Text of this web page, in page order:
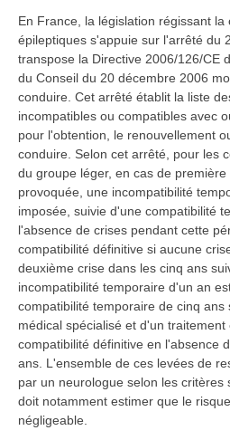
En France, la législation régissant
épileptiques s'appuie sur l'arrêté du
transpose la Directive 2006/126/CE
du Conseil du 20 décembre 2006
conduire. Cet arrêté établit la liste
incompatibles ou compatibles avec
pour l'obtention, le renouvellement
conduire. Selon cet arrêté, pour les
du groupe léger, en cas de
provoquée, une incompatibilité
imposée, suivie d'une compatibilité
l'absence de crises pendant cette
compatibilité définitive si aucune
deuxième crise dans les cinq ans
incompatibilité temporaire d'un an
compatibilité temporaire de cinq ans
médical spécialisé et d'un
compatibilité définitive en l'absence
ans. L'ensemble de ces levées de
par un neurologue selon les critères
doit notamment estimer que le
négligeable.